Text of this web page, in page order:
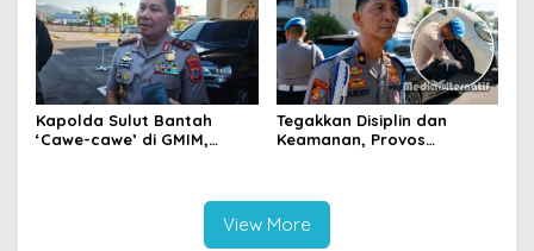
‎Kapolda Sulut Bantah
‘Cawe-cawe’ di GMIM,
Tegakkan Disiplin dan
Keamanan, Provos
View More